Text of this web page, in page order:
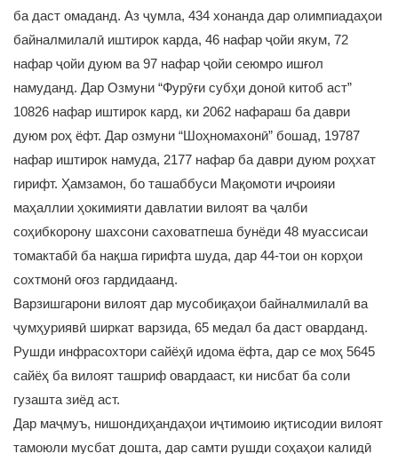
ба даст омаданд. Аз ҷумла, 434 хонанда дар олимпиадаҳои
байналмилалӣ иштирок карда, 46 нафар ҷойи якум, 72
нафар ҷойи дуюм ва 97 нафар ҷойи сеюмро ишғол
намуданд. Дар Озмуни “Фурӯғи субҳи доноӣ китоб аст”
10826 нафар иштирок кард, ки 2062 нафараш ба даври
дуюм роҳ ёфт. Дар озмуни “Шоҳномахонӣ” бошад, 19787
нафар иштирок намуда, 2177 нафар ба даври дуюм роҳхат
гирифт. Ҳамзамон, бо ташаббуси Мақомоти иҷроияи
маҳаллии ҳокимияти давлатии вилоят ва ҷалби
соҳибкорону шахсони саховатпеша бунёди 48 муассисаи
томактабӣ ба нақша гирифта шуда, дар 44-тои он корҳои
сохтмонӣ оғоз гардидаанд.
Варзишгарони вилоят дар мусобиқаҳои байналмилалӣ ва
ҷумҳуриявӣ ширкат варзида, 65 медал ба даст оварданд.
Рушди инфрасохтори сайёҳӣ идома ёфта, дар се моҳ 5645
сайёҳ ба вилоят ташриф овардааст, ки нисбат ба соли
гузашта зиёд аст.
Дар маҷмуъ, нишондиҳандаҳои иҷтимоию иқтисодии вилоят
тамоюли мусбат дошта, дар самти рушди соҳаҳои калидӣ